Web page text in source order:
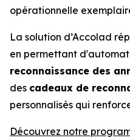
opérationnelle
La solution d’Accolad
en permettant
reconnaissance des
des cadeaux de
personnalisés qui
Découvrez notre